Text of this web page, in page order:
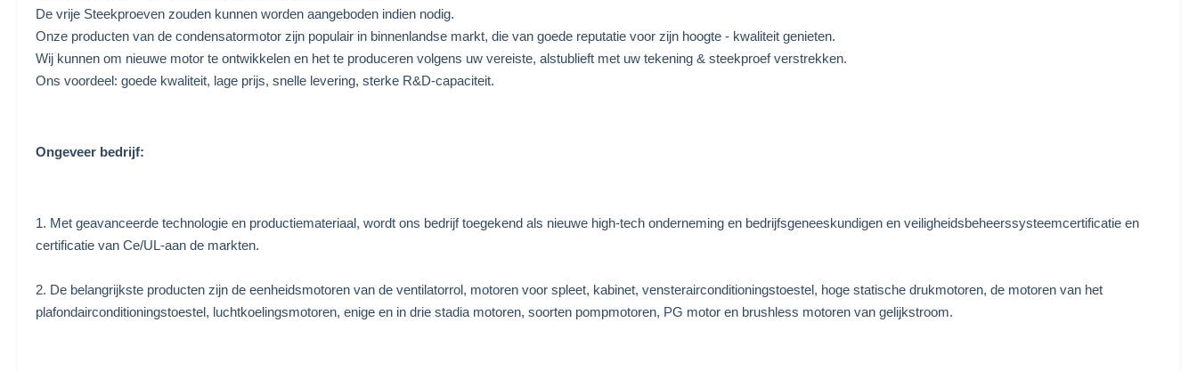
De vrije Steekproeven zouden kunnen worden aangeboden indien nodig.
Onze producten van de condensatormotor zijn populair in binnenlandse markt, die van goede reputatie voor zijn hoogte - kwaliteit genieten.
Wij kunnen om nieuwe motor te ontwikkelen en het te produceren volgens uw vereiste, alstublieft met uw tekening & steekproef verstrekken.
Ons voordeel: goede kwaliteit, lage prijs, snelle levering, sterke R&D-capaciteit.
Ongeveer bedrijf:
1. Met geavanceerde technologie en productiemateriaal, wordt ons bedrijf toegekend als nieuwe high-tech onderneming en bedrijfsgeneeskundigen en veiligheidsbeheerssysteemcertificatie en
certificatie van Ce/UL-aan de markten.
2. De belangrijkste producten zijn de eenheidsmotoren van de ventilatorrol, motoren voor spleet, kabinet, vensterairconditioningstoestel, hoge statische drukmotoren, de motoren van het
plafondairconditioningstoestel, luchtkoelingsmotoren, enige en in drie stadia motoren, soorten pompmotoren, PG motor en brushless motoren van gelijkstroom.